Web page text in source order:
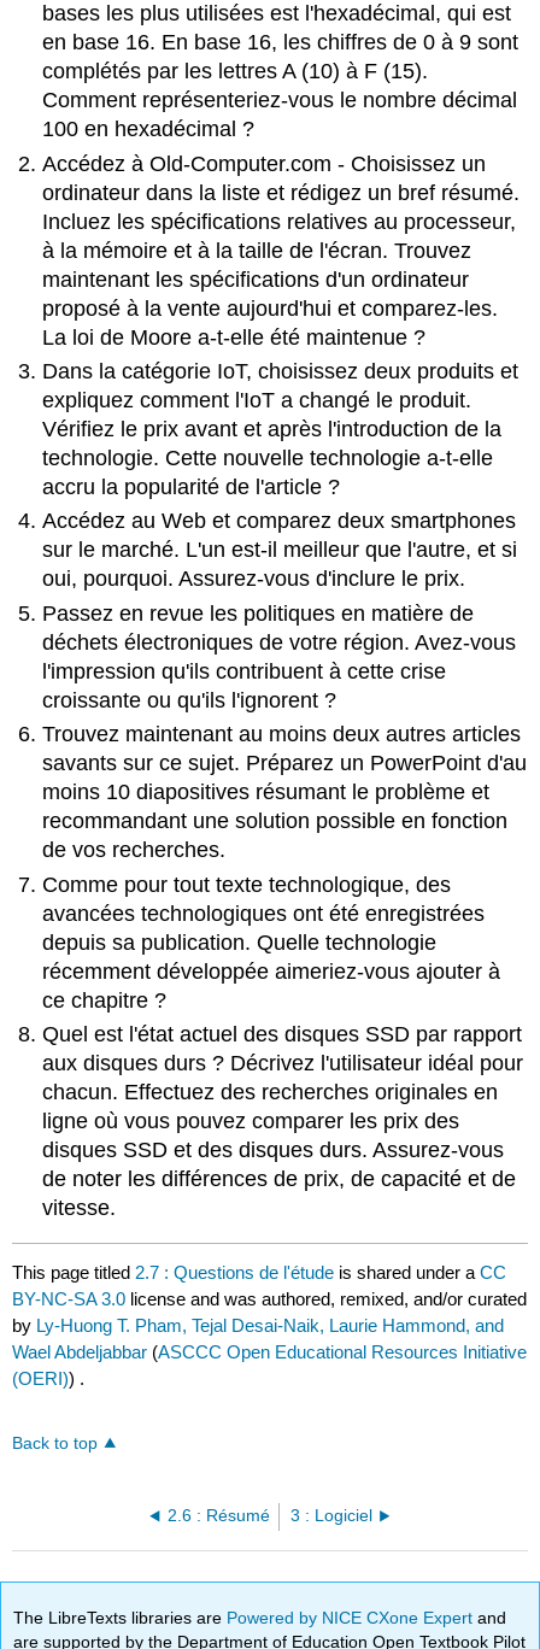
bases les plus utilisées est l'hexadécimal, qui est
en base 16. En base 16, les chiffres de 0 à 9 sont
complétés par les lettres A (10) à F (15).
Comment représenteriez-vous le nombre décimal
100 en hexadécimal ?
Accédez à Old-Computer.com - Choisissez un
ordinateur dans la liste et rédigez un bref résumé.
Incluez les spécifications relatives au processeur,
à la mémoire et à la taille de l'écran. Trouvez
maintenant les spécifications d'un ordinateur
proposé à la vente aujourd'hui et comparez-les.
La loi de Moore a-t-elle été maintenue ?
Dans la catégorie IoT, choisissez deux produits et
expliquez comment l'IoT a changé le produit.
Vérifiez le prix avant et après l'introduction de la
technologie. Cette nouvelle technologie a-t-elle
accru la popularité de l'article ?
Accédez au Web et comparez deux smartphones
sur le marché. L'un est-il meilleur que l'autre, et si
oui, pourquoi.Assurez-vous d'inclure le prix.
Passez en revue les politiques en matière de
déchets électroniques de votre région.Avez-vous
l'impression qu'ils contribuent à cette crise
croissante ou qu'ils l'ignorent ?
Trouvez maintenant au moins deux autres articles
savants sur ce sujet. Préparez un PowerPoint d'au
moins 10 diapositives résumant le problème et
recommandant une solution possible en fonction
de vos recherches.
Comme pour tout texte technologique, des
avancées technologiques ont été enregistrées
depuis sa publication. Quelle technologie
récemment développée aimeriez-vous ajouter à
ce chapitre ?
Quel est l'état actuel des disques SSD par rapport
aux disques durs ? Décrivez l'utilisateur idéal pour
chacun. Effectuez des recherches originales en
ligne où vous pouvez comparer les prix des
disques SSD et des disques durs. Assurez-vous
de noter les différences de prix, de capacité et de
vitesse.
This page titled 2.7 : Questions de l'étude is shared under aCC
BY-NC-SA 3.0 license and was authored, remixed, and/or curated
by Ly-Huong T. Pham, Tejal Desai-Naik, Laurie Hammond, and
Wael Abdeljabbar (ASCCC Open Educational Resources Initiative
(OERI)) .
Back to top
2.6 : Résumé 3 : Logiciel
The LibreTexts libraries are Powered by NICE CXone Expertand
are supported by the Department of Education Open Textbook Pilot